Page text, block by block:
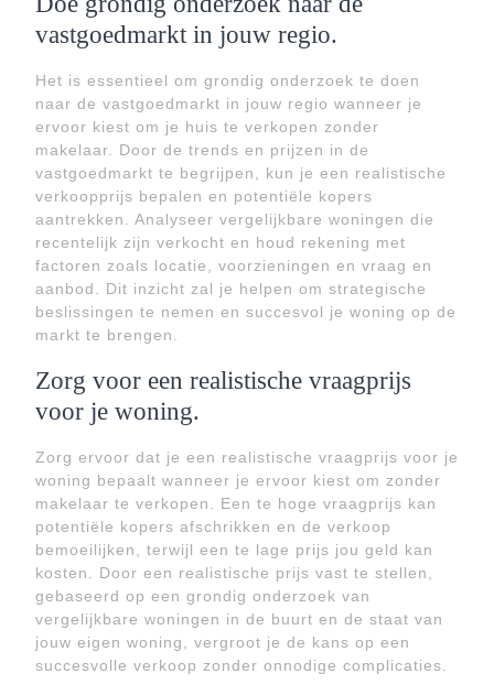
vastgoedmarkt in jouw regio.
Het is essentieel om grondig onderzoek te doen
naar de vastgoedmarkt in jouw regio wanneer je
ervoor kiest om je huis te verkopen zonder
makelaar. Door de trends en prijzen in de
vastgoedmarkt te begrijpen, kun je een realistische
verkoopprijs bepalen en potentiële kopers
aantrekken. Analyseer vergelijkbare woningen die
recentelijk zijn verkocht en houd rekening met
factoren zoals locatie, voorzieningen en vraag en
aanbod. Dit inzicht zal je helpen om strategische
beslissingen te nemen en succesvol je woning op de
markt te brengen.
Zorg voor een realistische vraagprijs
voor je woning.
Zorg ervoor dat je een realistische vraagprijs voor je
woning bepaalt wanneer je ervoor kiest om zonder
makelaar te verkopen. Een te hoge vraagprijs kan
potentiële kopers afschrikken en de verkoop
bemoeilijken, terwijl een te lage prijs jou geld kan
kosten. Door een realistische prijs vast te stellen,
gebaseerd op een grondig onderzoek van
vergelijkbare woningen in de buurt en de staat van
jouw eigen woning, vergroot je de kans op een
succesvolle verkoop zonder onnodige complicaties.